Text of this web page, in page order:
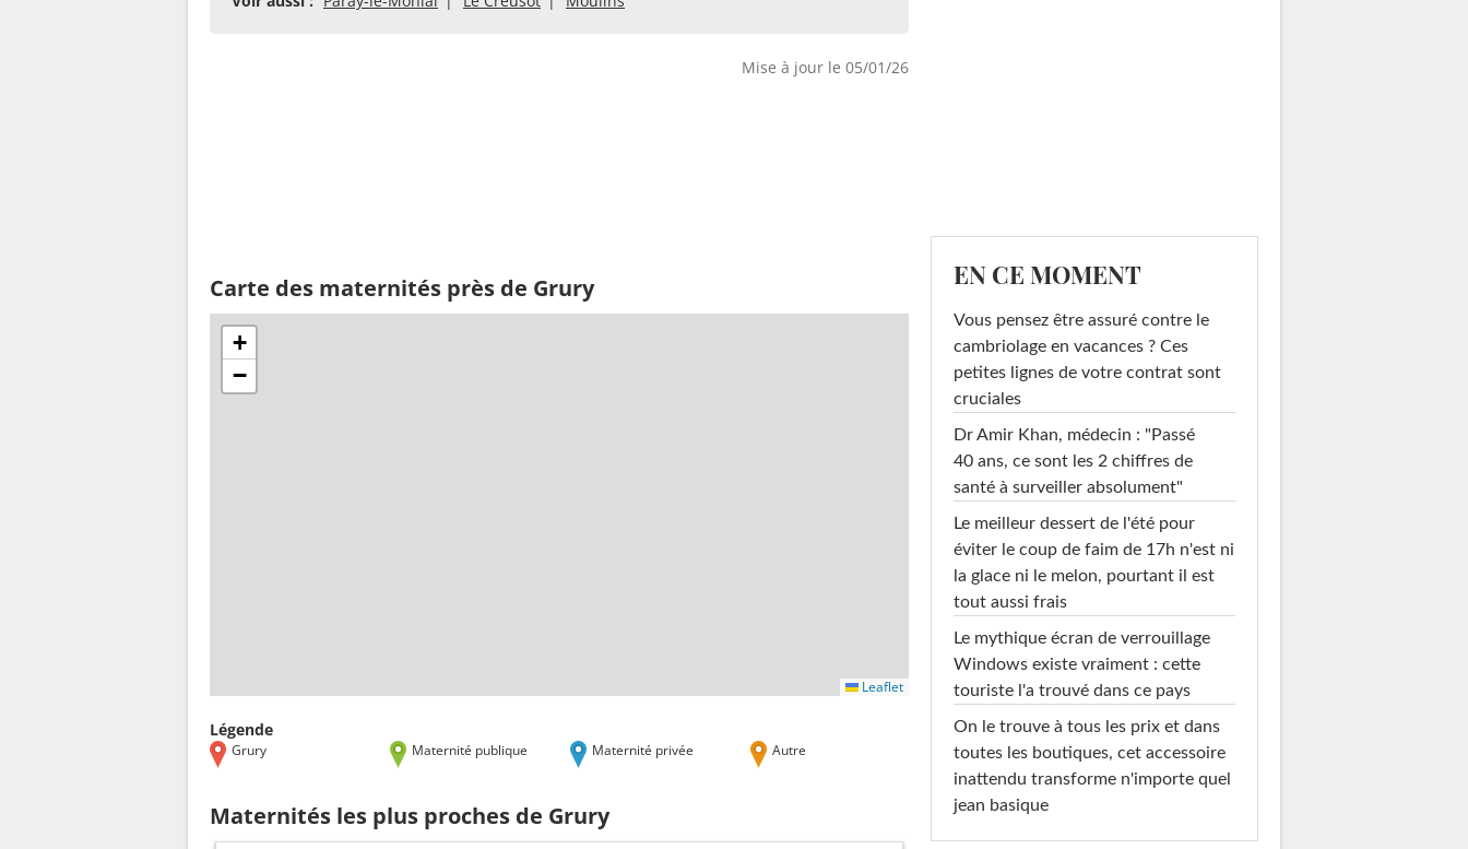
Mise à jour le 05/01/26
Carte des maternités près de Grury
+
−
Leaflet
Légende
Grury Maternité publique Maternité privée Autre
Maternités les plus proches de Grury
EN CE MOMENT
Vous pensez être assuré contre le
cambriolage en vacances ? Ces
petites lignes de votre contrat sont
cruciales
Dr Amir Khan, médecin : "Passé
40 ans, ce sont les 2 chiffres de
santé à surveiller absolument"
Le meilleur dessert de l'été pour
éviter le coup de faim de 17h n'est ni
la glace ni le melon, pourtant il est
tout aussi frais
Le mythique écran de verrouillage
Windows existe vraiment : cette
touriste l'a trouvé dans ce pays
On le trouve à tous les prix et dans
toutes les boutiques, cet accessoire
inattendu transforme n'importe quel
jean basique